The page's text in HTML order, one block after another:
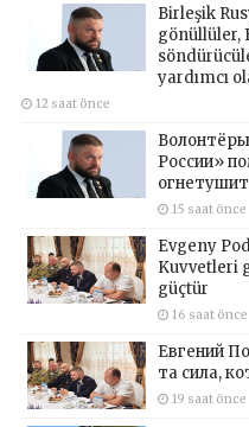
Birleşik
gönüllüler,
yardımcı
12 saat önce
России»
15 saat önce
Evgeny
Kuvvetleri
güçtür
16 saat önce
Евгений
та сила,
19 saat önce